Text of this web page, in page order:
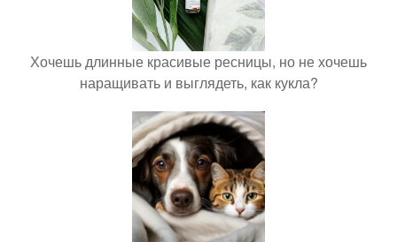
Хочешь длинные красивые ресницы, но не хочешь
наращивать и выглядеть, как кукла?